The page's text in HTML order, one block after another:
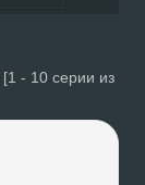
- 10 серии из